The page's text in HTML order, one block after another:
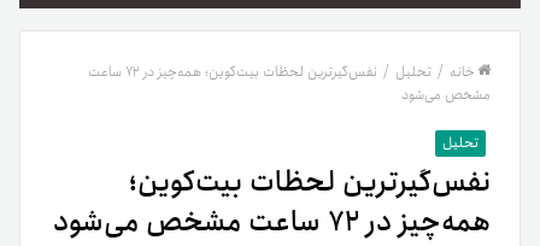
خانه / تحلیل /
نفس‌گیرترین لحظات بیت‌کوین؛ همه‌چیز در ۷۲ ساعت
مشخص می‌شود
تحلیل
نفس‌گیرترین لحظات بیت‌کوین؛
همه‌چیز در ۷۲ ساعت مشخص می‌شود